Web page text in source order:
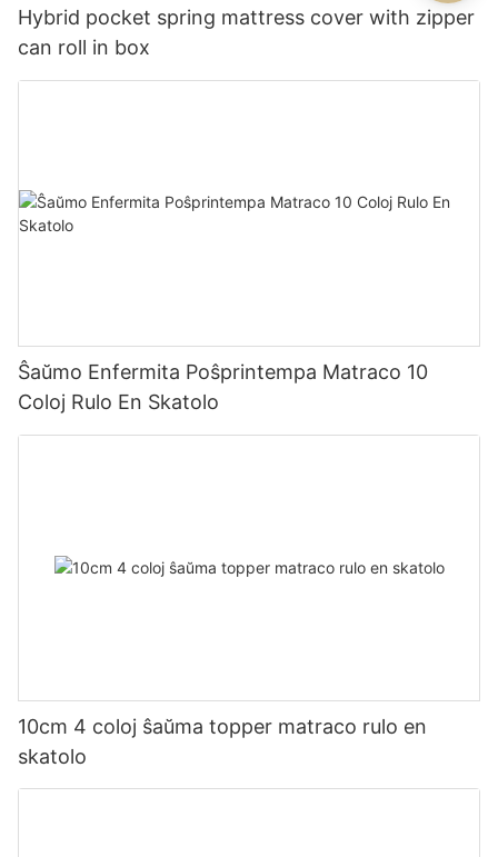
Hybrid pocket spring mattress cover with zipper
can roll in box
Ŝaŭmo Enfermita Poŝprintempa Matraco 10
Coloj Rulo En Skatolo
10cm 4 coloj ŝaŭma topper matraco rulo en
skatolo